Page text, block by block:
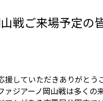
戦ご来場予定の
していただきありがとう
ジアーノ岡山戦は多くの